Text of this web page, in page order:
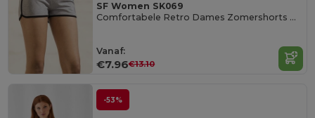
SF Women SK069
Comfortabele Retro Dames Zomershorts met Koord
Vanaf:
€7.96€13.10
-53%